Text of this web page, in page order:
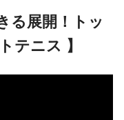
る展開！トッ
テニス 】